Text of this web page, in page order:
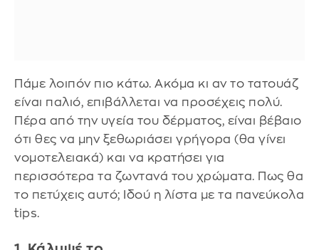
Πάμε λοιπόν πιο κάτω. Ακόμα κι αν το τατουάζ
είναι παλιό, επιβάλλεται να προσέχεις πολύ.
Πέρα από την υγεία του δέρματος, είναι βέβαιο
ότι θες να μην ξεθωριάσει γρήγορα (θα γίνει
νομοτελειακά) και να κρατήσει για
περισσότερα τα ζωντανά του χρώματα. Πως θα
το πετύχεις αυτό; Ιδού η λίστα με τα πανεύκολα
tips.